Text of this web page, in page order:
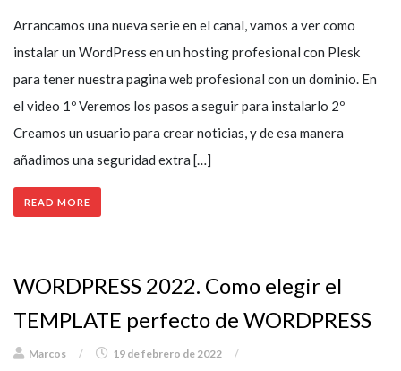
Arrancamos una nueva serie en el canal, vamos a ver como
instalar un WordPress en un hosting profesional con Plesk
para tener nuestra pagina web profesional con un dominio. En
el video 1º Veremos los pasos a seguir para instalarlo 2º
Creamos un usuario para crear noticias, y de esa manera
añadimos una seguridad extra […]
READ MORE
WORDPRESS 2022. Como elegir el
TEMPLATE perfecto de WORDPRESS
Marcos / 19 de febrero de 2022 /